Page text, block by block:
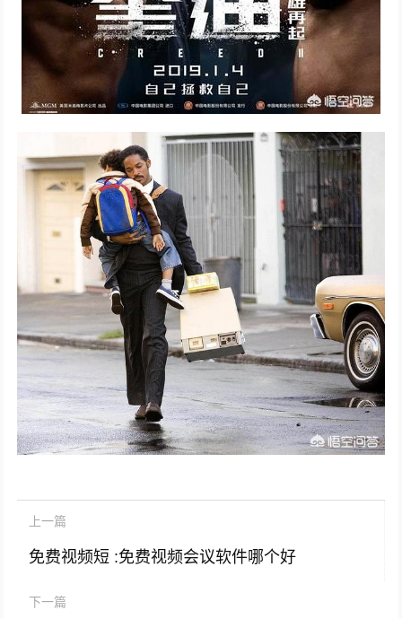
上一篇
免费视频短 :免费视频会议软件哪个好
下一篇